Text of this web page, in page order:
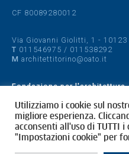
CF 80089280012
Via Giovanni Giolitti, 1 - 10123
T 011546975 / 011538292
M architettitorino@oato.it
Fondazione per l'architettura
Designed by quattrolinee.it
Cookie Policy
Privacy Policy
Utilizziamo i cookie sul
migliore esperienza.
acconsenti all'uso di TUTTI
"Impostazioni cookie" per